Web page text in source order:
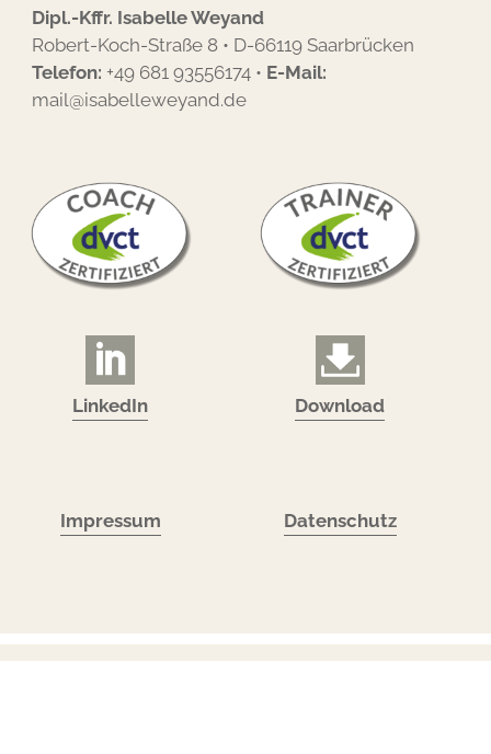
Dipl.-Kffr. Isabelle Weyand
Robert-Koch-Straße 8 • D-66119 Saarbrücken
Telefon: +49 681 93556174 • E-Mail:
mail@isabelleweyand.de
LinkedIn
Impressum
Download
Datenschutz